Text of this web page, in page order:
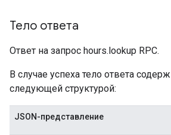
Тело ответа
Ответ на запрос hours.lookup RPC.
В случае успеха тело ответа
следующей структурой:
JSON-представление